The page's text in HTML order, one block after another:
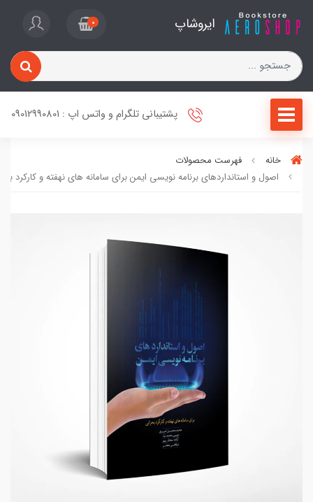
ایروشاپ 0
پشتیبانی تلگرام و واتس اپ : 09012990801
خانه
فهرست محصولات
اصول و استانداردهای برنامه ‏نویسی ایمن برای سامانه های نهفته و کارکرد